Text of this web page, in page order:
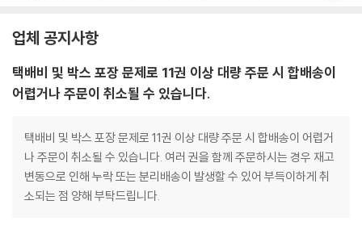
업체 공지사항
택배비 및 박스 포장 문제로 11권 이상 대량 주문 시 합배송이
어렵거나 주문이 취소될 수 있습니다.
택배비 및 박스 포장 문제로 11권 이상 대량 주문 시 합배송이 어렵거
나 주문이 취소될 수 있습니다. 여러 권을 함께 주문하시는 경우 재고
변동으로 인해 누락 또는 분리배송이 발생할 수 있어 부득이하게 취
소되는 점 양해 부탁드립니다.